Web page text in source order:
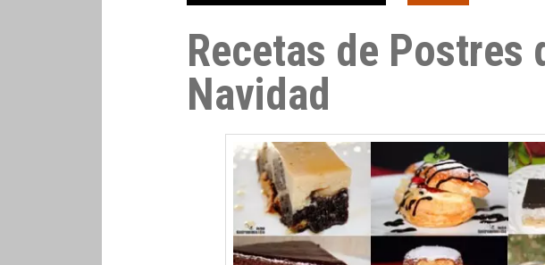
Recetas de Postres
Navidad